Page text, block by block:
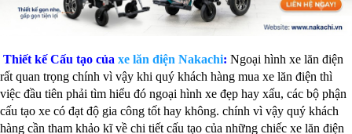
Thiết kế Cấu tạo của xe lăn điện Nakachi: Ngoại hình xe lăn điện
rất quan trọng chính vì vậy khi quý khách hàng mua xe lăn điện thì
việc đầu tiên phải tìm hiểu đó ngoại hình xe đẹp hay xấu, các bộ phận
cấu tạo xe có đạt độ gia công tốt hay không. chính vì vậy quý khách
hàng cần tham khảo kĩ về chi tiết cấu tạo của những chiếc xe lăn điện